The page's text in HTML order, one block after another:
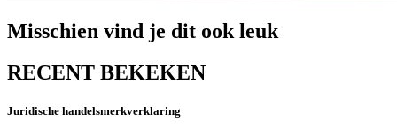
Misschien vind je dit ook leuk
RECENT BEKEKEN
Juridische handelsmerkverklaring